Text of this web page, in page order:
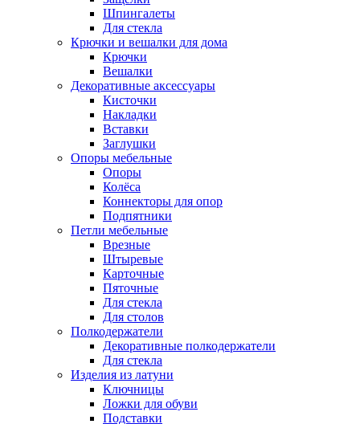
Шпингалеты
Для стекла
Крючки и вешалки для дома
Крючки
Вешалки
Декоративные аксессуары
Кисточки
Накладки
Вставки
Заглушки
Опоры мебельные
Опоры
Колёса
Коннекторы для опор
Подпятники
Петли мебельные
Врезные
Штыревые
Карточные
Пяточные
Для стекла
Для столов
Полкодержатели
Декоративные полкодержатели
Для стекла
Изделия из латуни
Ключницы
Ложки для обуви
Подставки